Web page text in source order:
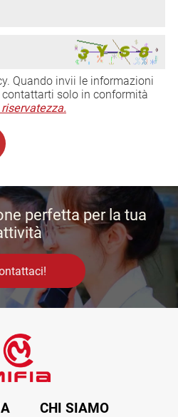
Quando invii le informazioni
solo in conformità
perfetta per la tua
CHI SIAMO